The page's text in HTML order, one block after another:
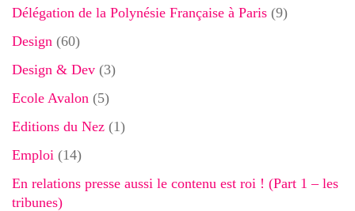
Délégation de la Polynésie Française à Paris (9)
Design (60)
Design & Dev (3)
Ecole Avalon (5)
Editions du Nez (1)
Emploi (14)
En relations presse aussi le contenu est roi ! (Part 1 – les
tribunes)